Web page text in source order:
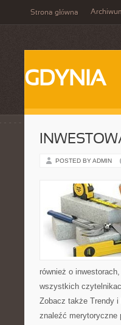
Strona główna
GDYNIA
POSTED BY ADMIN
również o
wszystkich
Zobacz także Trendy
znaleźć